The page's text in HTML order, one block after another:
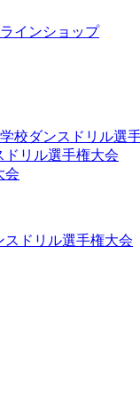
校ダンスドリル選
リル選手権大会
会
ドリル選手権大会